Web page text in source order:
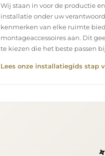
Wij staan in voor de productie
installatie onder uw
kenmerken van elke ruimte
montageaccessoires aan. Dit
te kiezen die het beste passen
Lees onze installatiegids stap